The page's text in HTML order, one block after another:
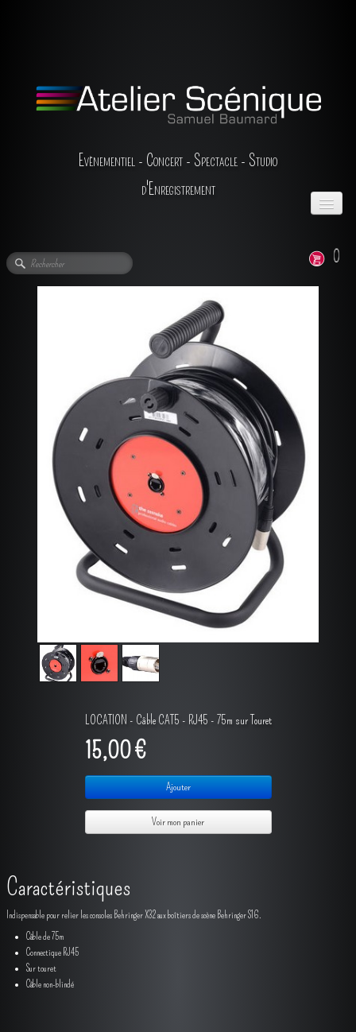
Evènementiel - Concert - Spectacle - Studio
d'Enregistrement
LA LOCATION▼
LES PRESTATIONS▼
L'ENREGISTREMENT
L'INSTALLATION / VENTE
ALBUM PHOTOS
CONTACT
0
LOCATION - Câble CAT5 - RJ45 - 75m sur Touret
15,00 €
Ajouter
Voir mon panier
Caractéristiques
Indispensable pour relier les consoles Behringer X32 aux boîtiers de scène Behringer S16.
Câble de 75m
Connectique RJ45
Sur touret
Câble non-blindé